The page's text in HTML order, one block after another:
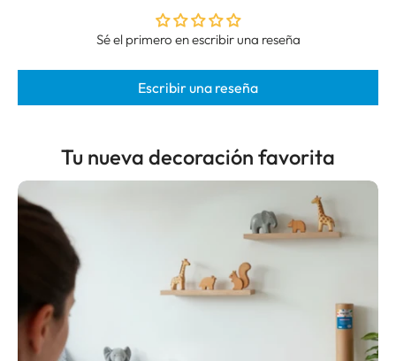
Sé el primero en escribir una reseña
Escribir una reseña
Tu nueva decoración favorita